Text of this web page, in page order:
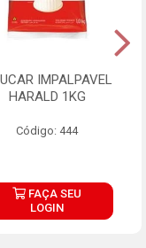
IMPALPAVEL
HARALD 1KG
Código: 444
FAÇA SEU
LOGIN